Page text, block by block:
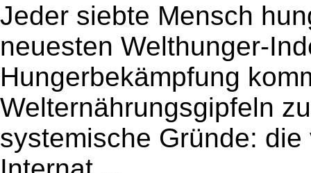
Jeder siebte Mensch
neuesten Welthunger-
Hungerbekämpfung
Welternährungsgipfeln
systemische Gründe: